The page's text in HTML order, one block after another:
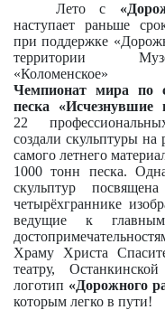
Лето с
наступает раньше
при поддержке
территории Музея-
«Коломенское»
Чемпионат мира по
песка «Исчезнувшие
22
создали скульптуры на
самого летнего
1000 тонн песка.
скульптур
четырёхграннике
ведущие к
Храму Христа
театру,
логотип «Дорожного
которым легко в пути!